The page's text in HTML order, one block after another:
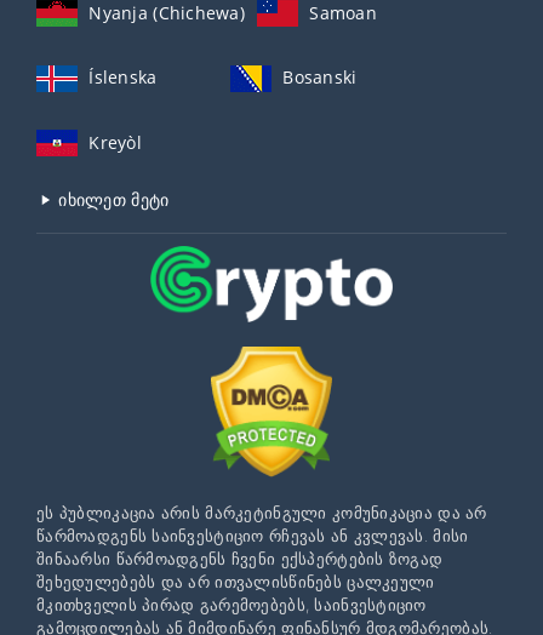
Nyanja (Chichewa) Samoan
Íslenska Bosanski
Kreyòl
იხილეთ მეტი
ეს პუბლიკაცია არის მარკეტინგული კომუნიკაცია და არ
წარმოადგენს საინვესტიციო რჩევას ან კვლევას. მისი
შინაარსი წარმოადგენს ჩვენი ექსპერტების ზოგად
შეხედულებებს და არ ითვალისწინებს ცალკეული
მკითხველის პირად გარემოებებს, საინვესტიციო
გამოცდილებას ან მიმდინარე ფინანსურ მდგომარეობას.